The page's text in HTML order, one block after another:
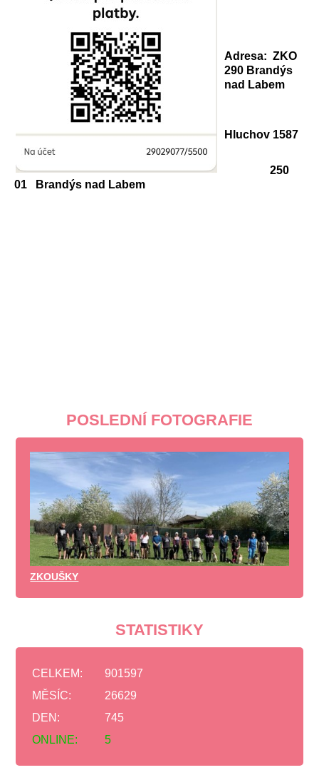
Adresa: ZKO
290 Brandýs
nad Labem
Hluchov 1587
250
01 Brandýs nad Labem
POSLEDNÍ FOTOGRAFIE
ZKOUŠKY
STATISTIKY
ONLINE: 5
CELKEM:
901597
MĚSÍC:
26629
DEN:
745